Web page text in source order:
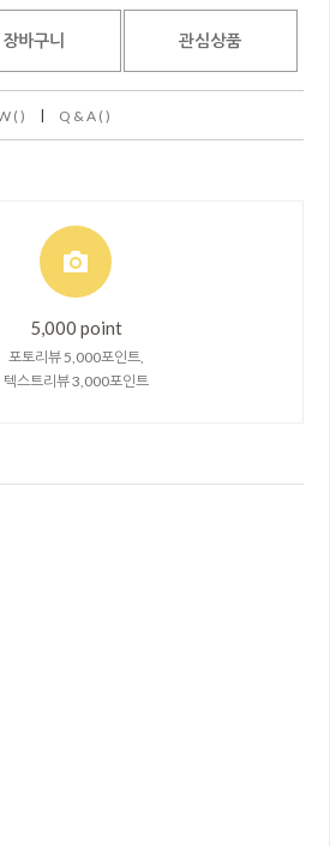
장바구니 관심상품
( ) | Q & A ( )
5,000 point
포토리뷰 5,000포인트,
텍스트리뷰 3,000포인트